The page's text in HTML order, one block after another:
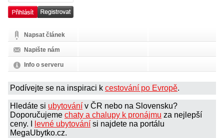
Napsat článek
Napište nám
Info o serveru
Podívejte se na inspiraci k cestování po Evropě.
Hledáte si ubytování v ČR nebo na Slovensku?
Doporučujeme chaty a chalupy k pronájmu za nejlepší
ceny. I
levné ubytování si najdete na portálu
MegaUbytko.cz.